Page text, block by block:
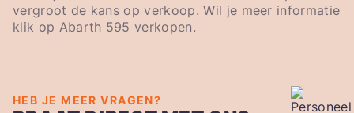
vergroot de kans op verkoop. Wil je meer informatie
klik op Abarth 595 verkopen.
HEB JE MEER VRAGEN?